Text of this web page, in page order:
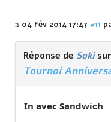
04 Fév 2014 17:47 #11
Réponse de Soki
Tournoi
In avec Sandwich